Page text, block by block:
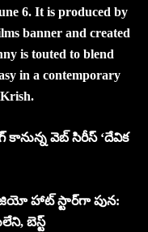
6. It is produced by
banner and created
is touted to blend
in a contemporary
వెబ్ సిరీస్ ‘దేవిక
హాట్ స్టార్‌గా పున:
బెస్ట్